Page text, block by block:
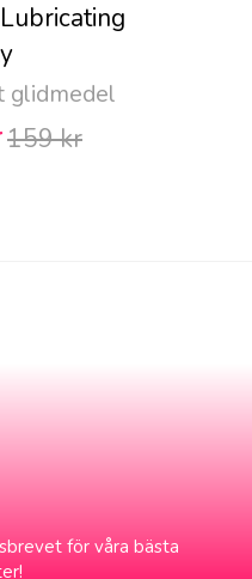
glidmedel
159 kr
för våra bästa